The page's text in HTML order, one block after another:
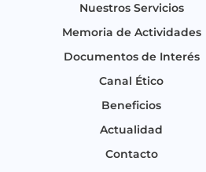
Nuestros Servicios
Memoria de Actividades
Documentos de Interés
Canal Ético
Beneficios
Actualidad
Contacto